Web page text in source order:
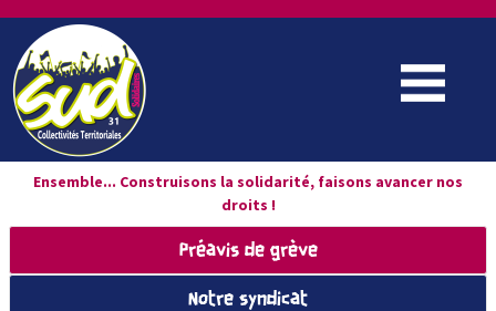
Ensemble... Construisons la solidarité, faisons avancer nos
droits !
Préavis de grève
Notre syndicat